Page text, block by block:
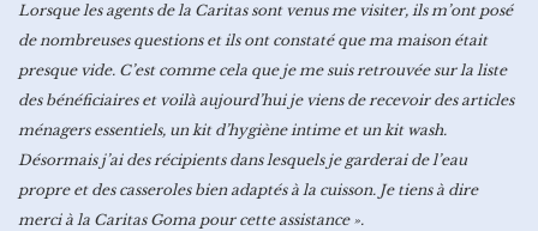
Lorsque les agents de la Caritas sont venus me visiter, ils m’ont posé
de nombreuses questions et ils ont constaté que ma maison était
presque vide. C’est comme cela que je me suis retrouvée sur la liste
des bénéficiaires et voilà aujourd’hui je viens de recevoir des articles
ménagers essentiels, un kit d’hygiène intime et un kit wash.
Désormais j’ai des récipients dans lesquels je garderai de l’eau
propre et des casseroles bien adaptés à la cuisson. Je tiens à dire
merci à la Caritas Goma pour cette assistance ».